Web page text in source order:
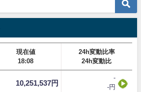
現在値
18:08
24h変動比率
24h変動比
10,251,537円
-
-円